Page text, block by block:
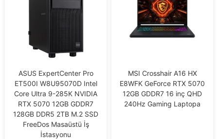
ASUS ExpertCenter Pro
ET500I W8U95070D Intel
Core Ultra 9-285K NVIDIA
RTX 5070 12GB GDDR7
128GB DDR5 2TB M.2 SSD
FreeDos Masaüstü İş
İstasyonu
MSI Crosshair A16 HX
E8WFK GeForce RTX 5070
12GB GDDR7 16 inç QHD
240Hz Gaming Laptopa